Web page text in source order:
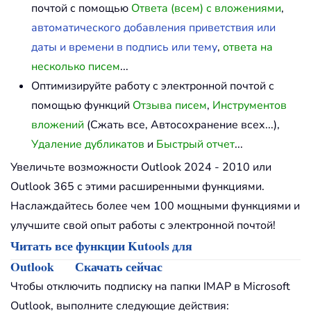
почтой с помощью Ответа (всем) с вложениями,
автоматического добавления приветствия или
даты и времени в подпись или тему, ответа на
несколько писем...
Оптимизируйте работу с электронной почтой с
помощью функций Отзыва писем, Инструментов
вложений (Сжать все, Автосохранение всех...),
Удаление дубликатов и Быстрый отчет...
Увеличьте возможности Outlook 2024 - 2010 или
Outlook 365 с этими расширенными функциями.
Наслаждайтесь более чем 100 мощными функциями и
улучшите свой опыт работы с электронной почтой!
Читать все функции Kutools для
Outlook
Скачать сейчас
Чтобы отключить подписку на папки IMAP в Microsoft
Outlook, выполните следующие действия: